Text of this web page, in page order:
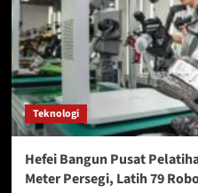
Teknologi
Hefei Bangun Pusat
Meter Persegi, Latih 79